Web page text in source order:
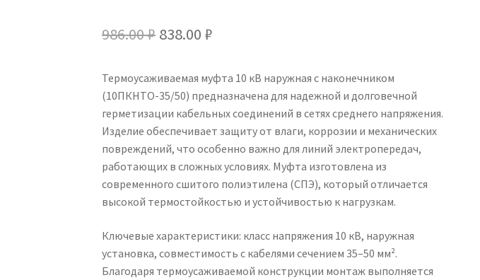
986.00₽ Первоначальная
составляла
986.00 ₽.
838.00 ₽
838.00 ₽.
Термоусаживаемая муфта 10 кВ наружная с наконечником
(10ПКНТО-35/50) предназначена для надежной и долговечной
герметизации кабельных соединений в сетях среднего напряжения.
Изделие обеспечивает защиту от влаги, коррозии и механических
повреждений, что особенно важно для линий электропередач,
работающих в сложных условиях. Муфта изготовлена из
современного сшитого полиэтилена (СПЭ), который отличается
высокой термостойкостью и устойчивостью к нагрузкам.
Ключевые характеристики: класс напряжения 10 кВ, наружная
установка, совместимость с кабелями сечением 35–50 мм².
Благодаря термоусаживаемой конструкции монтаж выполняется